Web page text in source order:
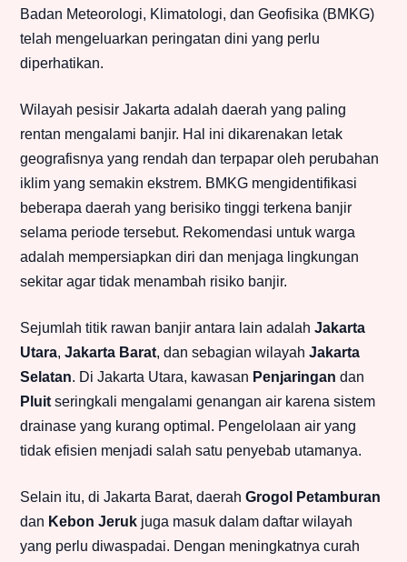
Badan Meteorologi, Klimatologi, dan Geofisika (BMKG)
telah mengeluarkan peringatan dini yang perlu
diperhatikan.
Wilayah pesisir Jakarta adalah daerah yang paling
rentan mengalami banjir. Hal ini dikarenakan letak
geografisnya yang rendah dan terpapar oleh perubahan
iklim yang semakin ekstrem. BMKG mengidentifikasi
beberapa daerah yang berisiko tinggi terkena banjir
selama periode tersebut. Rekomendasi untuk warga
adalah mempersiapkan diri dan menjaga lingkungan
sekitar agar tidak menambah risiko banjir.
Sejumlah titik rawan banjir antara lain adalah Jakarta
Utara, Jakarta Barat, dan sebagian wilayah Jakarta
Selatan. Di Jakarta Utara, kawasan Penjaringan dan
Pluit seringkali mengalami genangan air karena sistem
drainase yang kurang optimal. Pengelolaan air yang
tidak efisien menjadi salah satu penyebab utamanya.
Selain itu, di Jakarta Barat, daerah Grogol Petamburan
dan Kebon Jeruk juga masuk dalam daftar wilayah
yang perlu diwaspadai. Dengan meningkatnya curah